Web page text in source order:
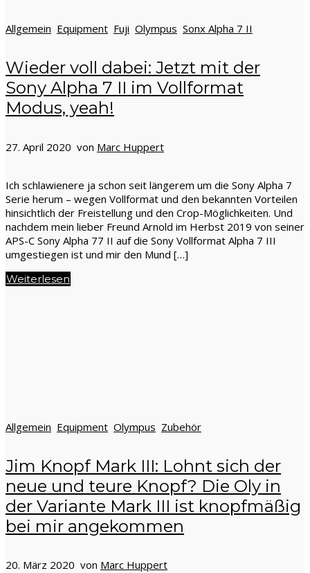
Allgemein Equipment Fuji Olympus Sonx Alpha 7 II
Wieder voll dabei: Jetzt mit der
Sony Alpha 7 II im Vollformat
Modus, yeah!
27. April 2020 von Marc Huppert
Ich schlawienere ja schon seit längerem um die Sony Alpha 7
Serie herum – wegen Vollformat und den bekannten Vorteilen
hinsichtlich der Freistellung und den Crop-Möglichkeiten. Und
nachdem mein lieber Freund Arnold im Herbst 2019 von seiner
APS-C Sony Alpha 77 II auf die Sony Vollformat Alpha 7 III
umgestiegen ist und mir den Mund […]
Weiterlesen
Allgemein Equipment Olympus Zubehör
Jim Knopf Mark III: Lohnt sich der
neue und teure Knopf? Die Oly in
der Variante Mark III ist knopfmäßig
bei mir angekommen
20. März 2020 von Marc Huppert